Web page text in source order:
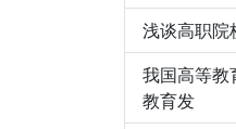
浅谈高职院
我国高等教
教育发